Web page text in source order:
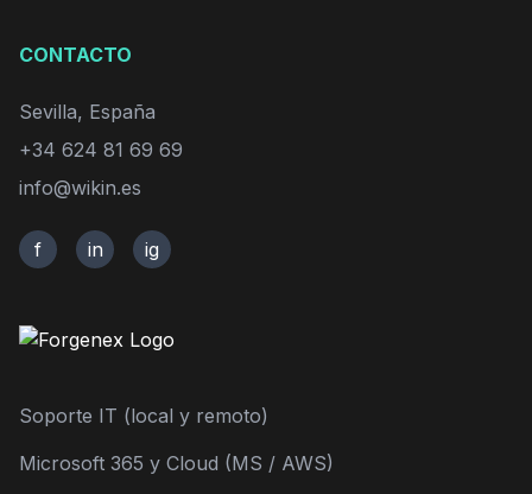
CONTACTO
Sevilla, España
+34 624 81 69 69
info@wikin.es
f in ig
Soporte IT (local y remoto)
Microsoft 365 y Cloud (MS / AWS)